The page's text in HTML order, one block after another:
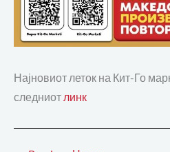
Најновиот леток на Кит-Го
следниот линк